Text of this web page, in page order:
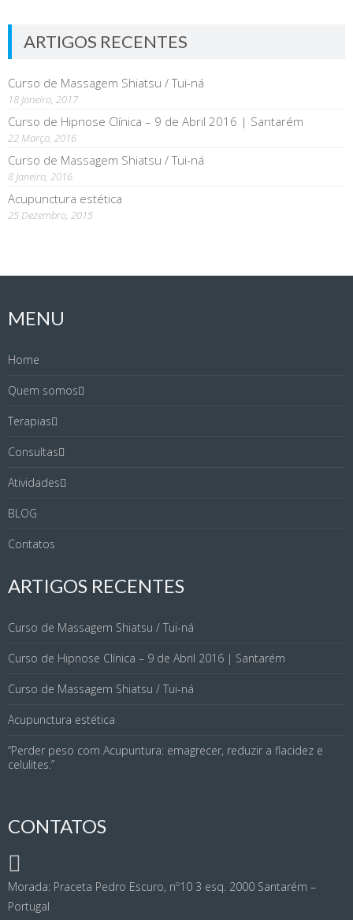
ARTIGOS RECENTES
Curso de Massagem Shiatsu / Tui-ná
18 Janeiro, 2017
Curso de Hipnose Clínica – 9 de Abril 2016 | Santarém
22 Março, 2016
Curso de Massagem Shiatsu / Tui-ná
8 Janeiro, 2016
Acupunctura estética
25 Dezembro, 2015
MENU
Home
Quem somos
Terapias
Consultas
Atividades
BLOG
Contatos
ARTIGOS RECENTES
Curso de Massagem Shiatsu / Tui-ná
Curso de Hipnose Clínica – 9 de Abril 2016 | Santarém
Curso de Massagem Shiatsu / Tui-ná
Acupunctura estética
“Perder peso com Acupuntura: emagrecer, reduzir a flacidez e
celulites.”
CONTATOS
Morada: Praceta Pedro Escuro, nº10 3 esq. 2000 Santarém –
Portugal